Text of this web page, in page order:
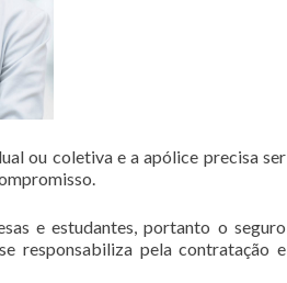
ou coletiva e a apólice precisa ser
e estudantes, portanto o seguro
responsabiliza pela contratação e